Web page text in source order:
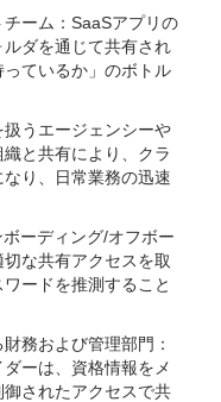
ーム：SaaSアプリの
ダを通じて共有され
ているか」のボトル
うエージェンシーや
と共有により、クラ
り、日常業務の迅速
ーディング/オフボー
な共有アクセスを取
ードを推測すること
務および管理部門：
ーは、資格情報をメ
されたアクセスで共